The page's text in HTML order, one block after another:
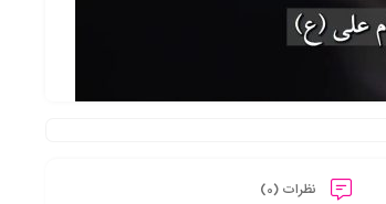
نظرات (0)